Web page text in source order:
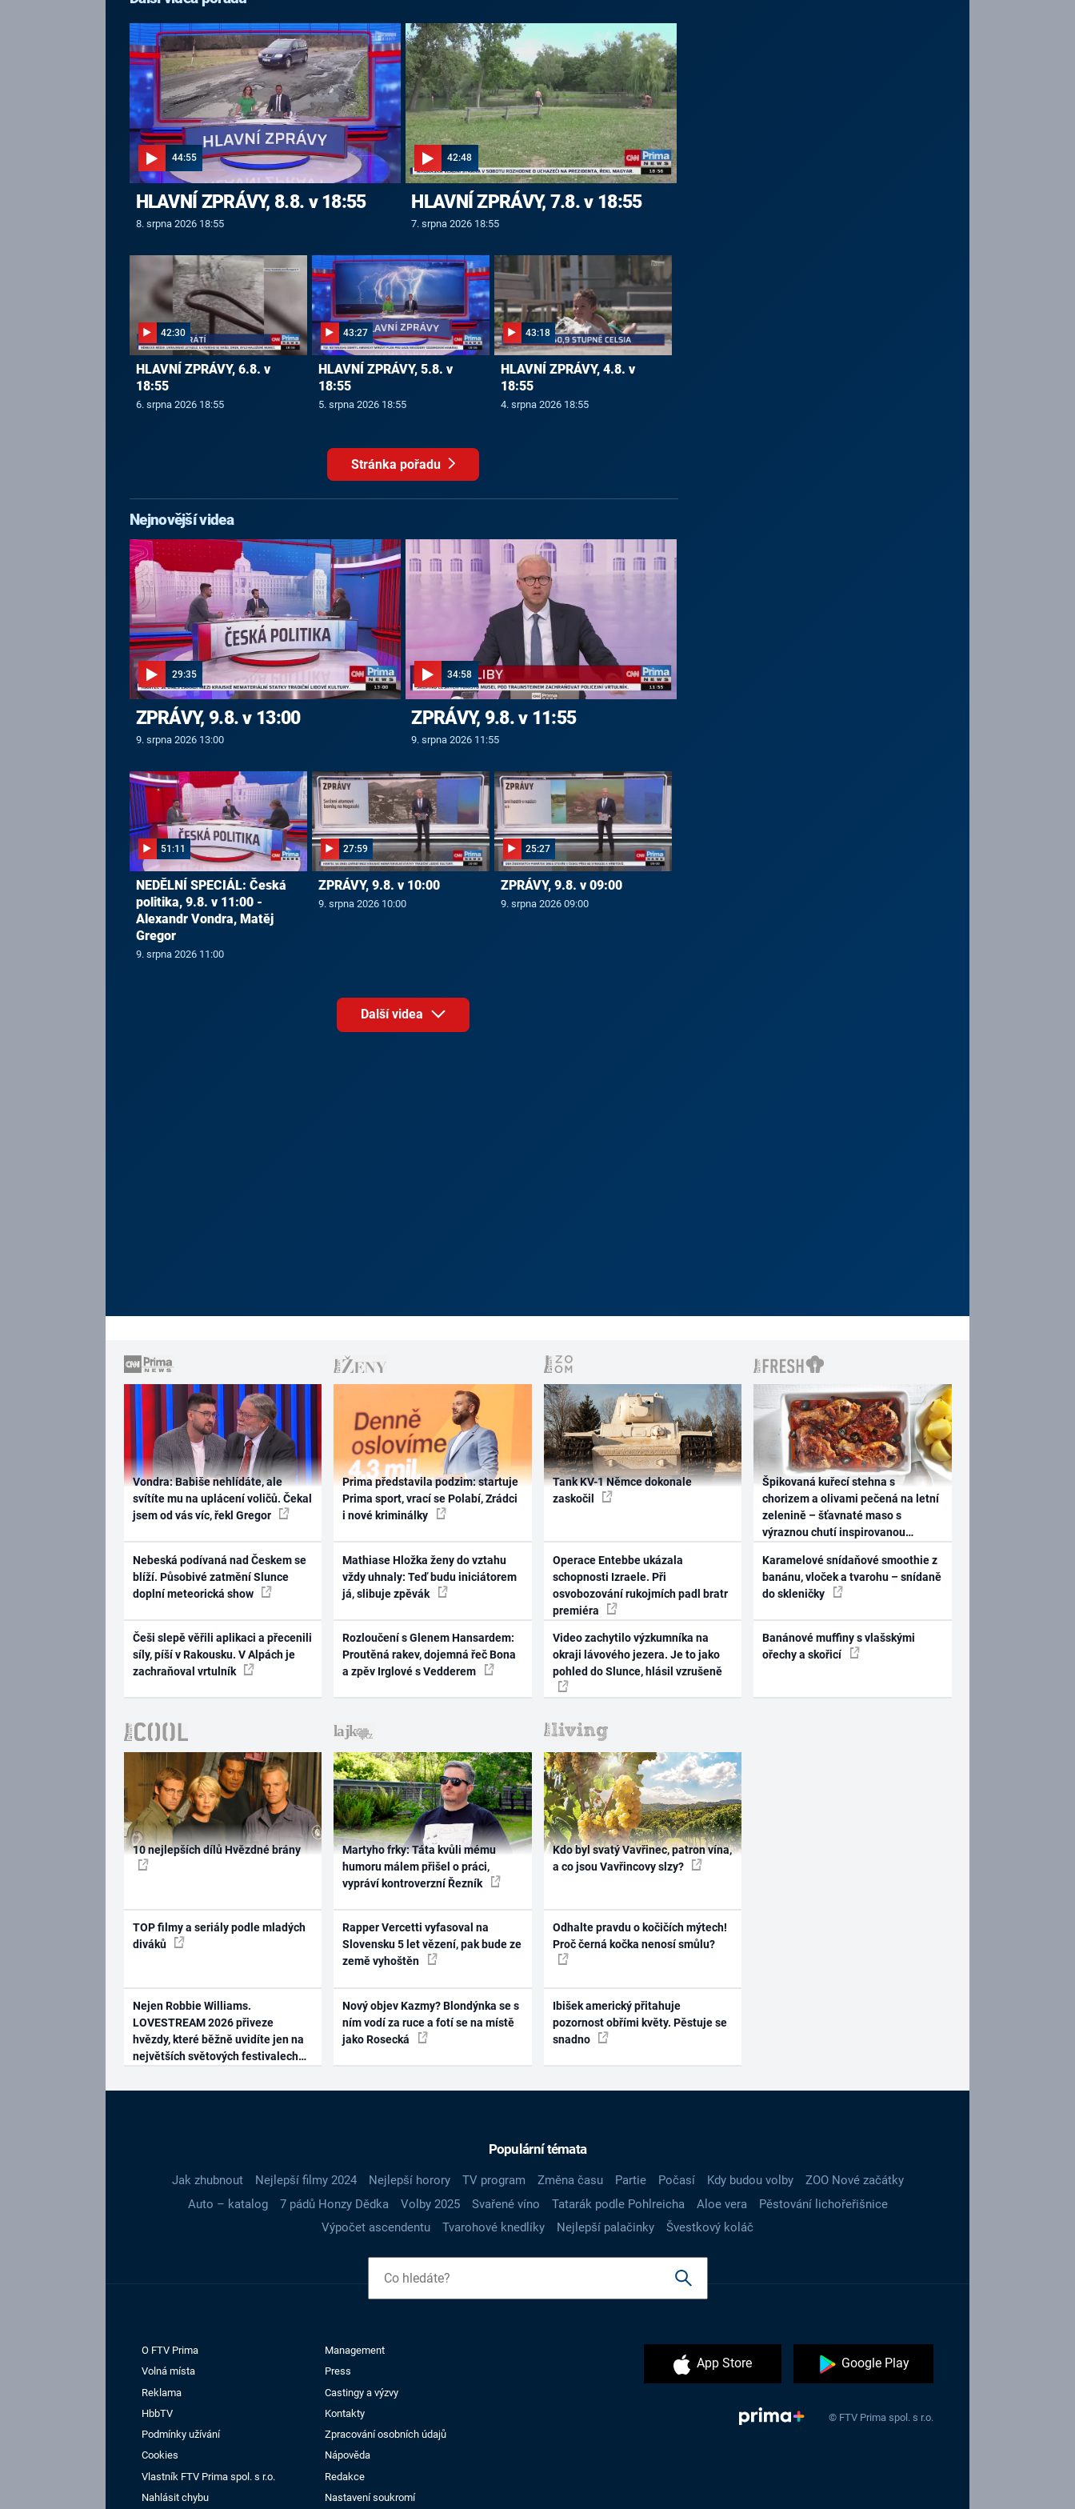
44:55
HLAVNÍ ZPRÁVY, 8.8. v 18:55
8. srpna 2026 18:55
42:48
HLAVNÍ ZPRÁVY, 7.8. v 18:55
7. srpna 2026 18:55
42:30
HLAVNÍ ZPRÁVY, 6.8. v
18:55
6. srpna 2026 18:55
43:27
HLAVNÍ ZPRÁVY, 5.8. v
18:55
5. srpna 2026 18:55
43:18
HLAVNÍ ZPRÁVY, 4.8. v
18:55
4. srpna 2026 18:55
Stránka pořadu
Nejnovější videa
29:35
ZPRÁVY, 9.8. v 13:00
9. srpna 2026 13:00
34:58
ZPRÁVY, 9.8. v 11:55
9. srpna 2026 11:55
51:11
NEDĚLNÍ SPECIÁL: Česká
politika, 9.8. v 11:00 -
Alexandr Vondra, Matěj
Gregor
9. srpna 2026 11:00
27:59
ZPRÁVY, 9.8. v 10:00
9. srpna 2026 10:00
25:27
ZPRÁVY, 9.8. v 09:00
9. srpna 2026 09:00
Další videa
Vondra: Babiše nehlídáte, ale
svítíte mu na uplácení voličů. Čekal
jsem od vás víc, řekl Gregor
Nebeská podívaná nad Českem se
blíží. Působivé zatmění Slunce
doplní meteorická show
Češi slepě věřili aplikaci a přecenili
síly, píší v Rakousku. V Alpách je
zachraňoval vrtulník
Prima představila podzim: startuje
Prima sport, vrací se Polabí, Zrádci
i nové kriminálky
Mathiase Hložka ženy do vztahu
vždy uhnaly: Teď budu iniciátorem
já, slibuje zpěvák
Rozloučení s Glenem Hansardem:
Proutěná rakev, dojemná řeč Bona
a zpěv Irglové s Vedderem
Tank KV-1 Němce dokonale
zaskočil
Operace Entebbe ukázala
schopnosti Izraele. Při
osvobozování rukojmích padl bratr
premiéra
Video zachytilo výzkumníka na
okraji lávového jezera. Je to jako
pohled do Slunce, hlásil vzrušeně
Špikovaná kuřecí stehna s
chorizem a olivami pečená na letní
zelenině – šťavnaté maso s
výraznou chutí inspirovanou
Karamelové snídaňové smoothie z
banánu, vloček a tvarohu – snídaně
do skleničky
Banánové muffiny s vlašskými
ořechy a skořicí
10 nejlepších dílů Hvězdné brány
TOP filmy a seriály podle mladých
diváků
Nejen Robbie Williams.
LOVESTREAM 2026 přiveze
hvězdy, které běžně uvidíte jen na
největších světových festivalech
Martyho frky: Táta kvůli mému
humoru málem přišel o práci,
vypráví kontroverzní Řezník
Rapper Vercetti vyfasoval na
Slovensku 5 let vězení, pak bude ze
země vyhoštěn
Nový objev Kazmy? Blondýnka se s
ním vodí za ruce a fotí se na místě
jako Rosecká
Kdo byl svatý Vavřinec, patron vína,
a co jsou Vavřincovy slzy?
Odhalte pravdu o kočičích mýtech!
Proč černá kočka nenosí smůlu?
Ibišek americký přitahuje
pozornost obřími květy. Pěstuje se
snadno
Populární témata
Jak zhubnout Nejlepší filmy 2024 Nejlepší horory TV program Změna času Partie Počasí Kdy budou volby
ZOO Nové začátky
Auto – katalog
7 pádů Honzy Dědka Volby 2025 Svařené víno Tatarák podle Pohlreicha Aloe vera
Pěstování lichořeřišnice
Výpočet ascendentu
Tvarohové knedlíky Nejlepší palačinky Švestkový koláč
O FTV Prima
Management
Volná místa
Press
Reklama
Castingy a výzvy
HbbTV
Kontakty
Podmínky užívání
Zpracování osobních údajů
Cookies
Nápověda
Vlastník FTV Prima spol. s r.o.
Redakce
Nahlásit chybu
Nastavení soukromí
App Store Google Play
© FTV Prima spol. s r.o.